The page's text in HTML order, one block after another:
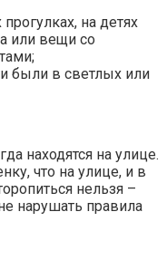
на детях
или вещи со
были в светлых или
находятся на улице.
что на улице, и в
нельзя –
нарушать правила